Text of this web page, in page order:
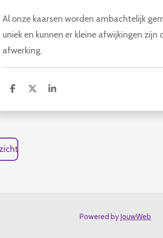
Al onze kaarsen worden ambachtelijk
uniek en kunnen er kleine afwijkingen zijn
afwerking.
D
l
D
e
S
a
Powered byJouwWeb